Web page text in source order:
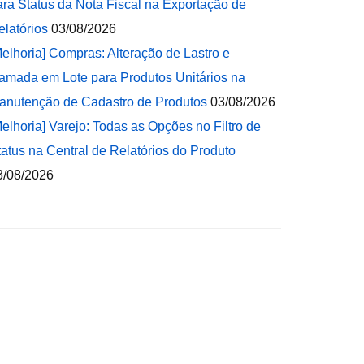
Status da Nota Fiscal na Exportação de
03/08/2026
Compras: Alteração de Lastro e
em Lote para Produtos Unitários na
de Cadastro de Produtos 03/08/2026
Varejo: Todas as Opções no Filtro de
na Central de Relatórios do Produto
08/2026